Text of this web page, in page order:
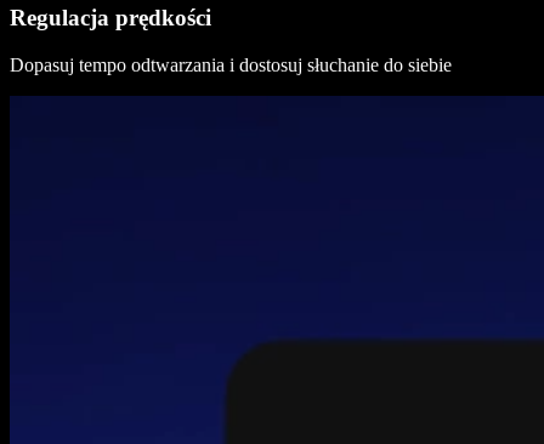
Regulacja prędkości
Dopasuj tempo odtwarzania i dostosuj słuchanie do siebie